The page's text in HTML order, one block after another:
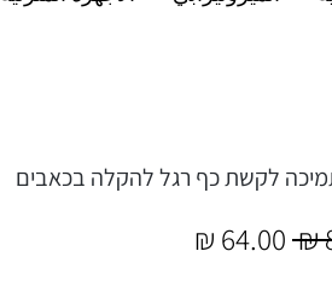
לקשת כף רגל להקלה בכאבים
سعر